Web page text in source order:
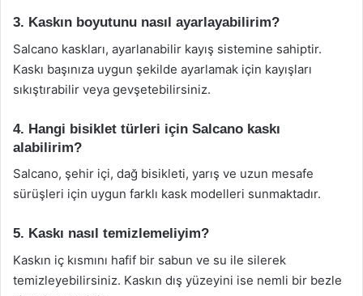
3. Kaskın boyutunu nasıl ayarlayabilirim?
Salcano kaskları, ayarlanabilir kayış sistemine sahiptir.
Kaskı başınıza uygun şekilde ayarlamak için kayışları
sıkıştırabilir veya gevşetebilirsiniz.
4. Hangi bisiklet türleri için Salcano kaskı
alabilirim?
Salcano, şehir içi, dağ bisikleti, yarış ve uzun mesafe
sürüşleri için uygun farklı kask modelleri sunmaktadır.
5. Kaskı nasıl temizlemeliyim?
Kaskın iç kısmını hafif bir sabun ve su ile silerek
temizleyebilirsiniz. Kaskın dış yüzeyini ise nemli bir bezle